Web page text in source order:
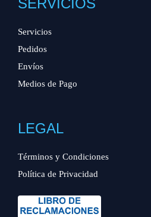
SERVICIOS
Servicios
Pedidos
Envíos
Medios de Pago
LEGAL
Términos y Condiciones
Política de Privacidad